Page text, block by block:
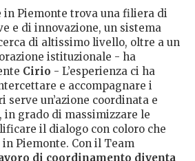
in Piemonte trova una filiera di
e di innovazione, un sistema
di altissimo livello, oltre a un
istituzionale - ha
Cirio - L’esperienza ci ha
e accompagnare i
un’azione coordinata e
in grado di massimizzare le
il dialogo con coloro che
Piemonte. Con il Team
di coordinamento diventa